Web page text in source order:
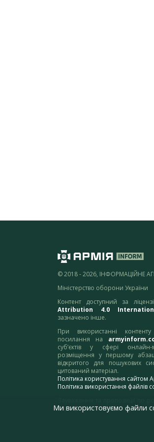
© 2018 - 2026, ІНФОРМАЦІЙНЕ
Міністерство оборони України
Контент доступний за
Attribution 4.0
зазначено інше.
При використанні
посилання на
суб’єктів у сфері
розміщення у першому
відкритого для пошукових
цитований матеріал.
Політика користування сайтом
Політика використання файлів
адресу:
Ми використовуємо файли